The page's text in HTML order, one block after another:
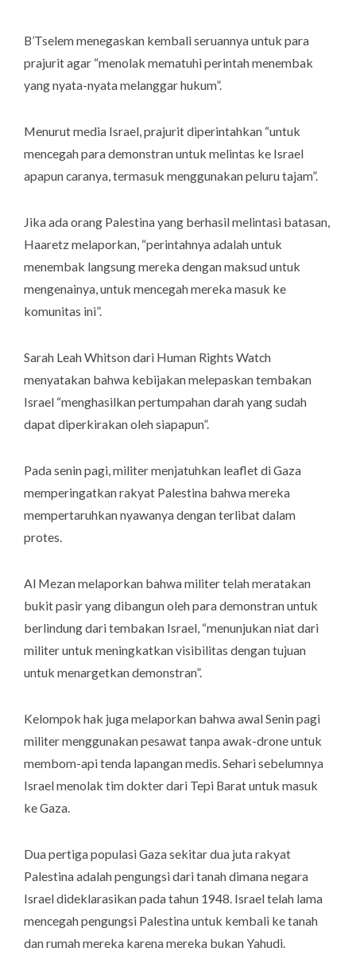
B’Tselem menegaskan kembali seruannya untuk para
prajurit agar “menolak mematuhi perintah menembak
yang nyata-nyata melanggar hukum”.
Menurut media Israel, prajurit diperintahkan “untuk
mencegah para demonstran untuk melintas ke Israel
apapun caranya, termasuk menggunakan peluru tajam”.
Jika ada orang Palestina yang berhasil melintasi batasan,
Haaretz melaporkan, “perintahnya adalah untuk
menembak langsung mereka dengan maksud untuk
mengenainya, untuk mencegah mereka masuk ke
komunitas ini”.
Sarah Leah Whitson dari Human Rights Watch
menyatakan bahwa kebijakan melepaskan tembakan
Israel “menghasilkan pertumpahan darah yang sudah
dapat diperkirakan oleh siapapun”.
Pada senin pagi, militer menjatuhkan leaflet di Gaza
memperingatkan rakyat Palestina bahwa mereka
mempertaruhkan nyawanya dengan terlibat dalam
protes.
Al Mezan melaporkan bahwa militer telah meratakan
bukit pasir yang dibangun oleh para demonstran untuk
berlindung dari tembakan Israel, “menunjukan niat dari
militer untuk meningkatkan visibilitas dengan tujuan
untuk menargetkan demonstran”.
Kelompok hak juga melaporkan bahwa awal Senin pagi
militer menggunakan pesawat tanpa awak-drone untuk
membom-api tenda lapangan medis. Sehari sebelumnya
Israel menolak tim dokter dari Tepi Barat untuk masuk
ke Gaza.
Dua pertiga populasi Gaza sekitar dua juta rakyat
Palestina adalah pengungsi dari tanah dimana negara
Israel dideklarasikan pada tahun 1948. Israel telah lama
mencegah pengungsi Palestina untuk kembali ke tanah
dan rumah mereka karena mereka bukan Yahudi.